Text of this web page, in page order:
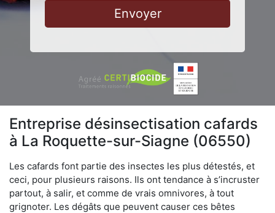
Envoyer
Entreprise désinsectisation cafards
à La Roquette-sur-Siagne (06550)
Les cafards font partie des insectes les plus détestés, et
ceci, pour plusieurs raisons. Ils ont tendance à s’incruster
partout, à salir, et comme de vrais omnivores, à tout
grignoter. Les dégâts que peuvent causer ces bêtes